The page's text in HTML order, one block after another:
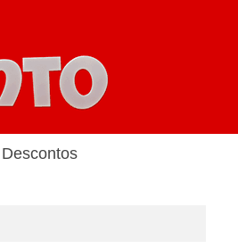
Descontos